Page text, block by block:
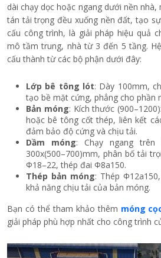
dài chạy dọc hoặc ngang dưới nền
tán tải trọng đều xuống nền đất, tạo
cấu công trình, là giải pháp hiệu quả
mô tầm trung, nhà từ 3 đến 5 tầng.
cấu thành từ các bộ phận dưới đây:
Lớp bê tông lót: Dày 100mm,
tạo bề mặt cứng, phẳng cho phần
Bản móng: Kích thước
hoặc bê tông cốt thép, liên kết
đảm bảo độ cứng và chịu tải.
Dầm móng: Chạy ngang
300x(500–700)mm, phân bố tải
Φ18–22, thép đai Φ8a150.
Thép bản móng: Thép
khả năng chịu tải của bản móng.
Bạn có thể tham khảo thêm móng
giải pháp phù hợp nhất cho công trình